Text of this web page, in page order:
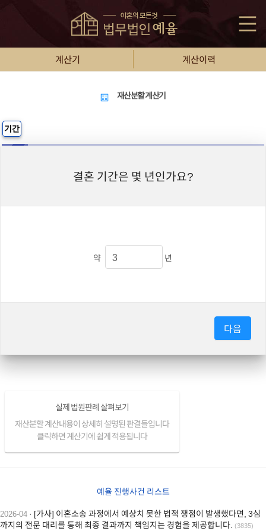
계산기 계산이력
재산분할 계산기
기간
결혼 기간은 몇 년인가요?
약 년
다음
실제 법원판례 살펴보기
재산분할 계산내용이 상세히 설명된 판결들입니다
클릭하면 계산기에 쉽게 적용됩니다
예율 진행사건 리스트
2026-04 · [가사] 이혼소송 과정에서 예상치 못한 법적 쟁점이 발생했다면, 3심
까지의 전문 대리를 통해 최종 결과까지 책임지는 경험을 제공합니다. (3835)